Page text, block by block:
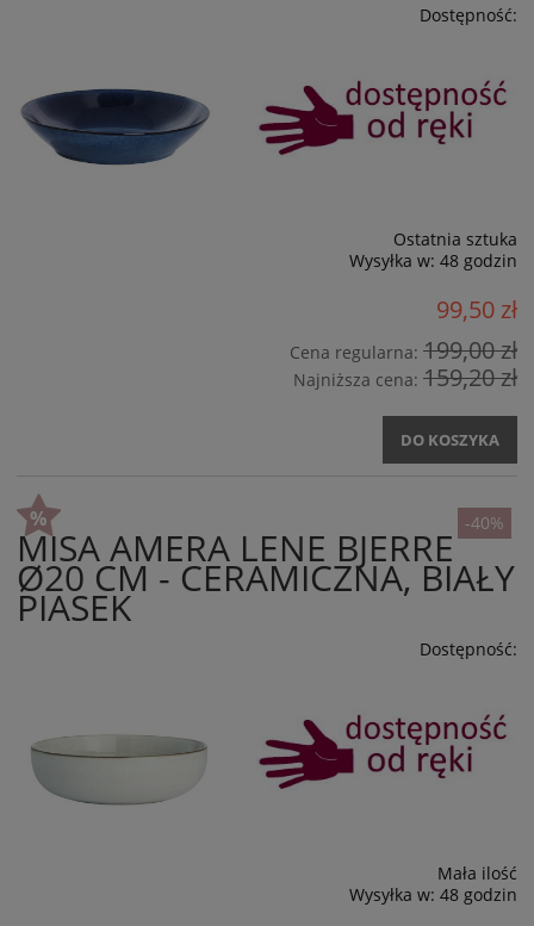
Dostępność:
Ostatnia sztuka
Wysyłka w: 48 godzin
99,50 zł
Cena regularna: 199,00 zł
Najniższa cena: 159,20 zł
DO KOSZYKA
MISA AMERA LENE BJERRE
Ø20 CM - CERAMICZNA, BIAŁY
PIASEK
Dostępność:
Mała ilość
Wysyłka w: 48 godzin
-40%